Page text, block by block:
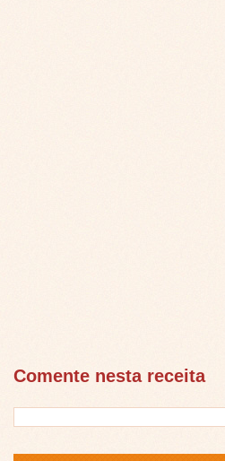
Comente nesta receita